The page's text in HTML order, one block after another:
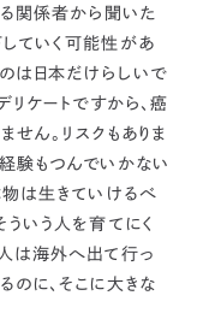
関係者から聞いた
ていく可能性があ
は日本だけらしいで
リケートですから、癌
ん。リスクもありま
験もつんでいかない
は生きていけるべ
いう人を育てにく
は海外へ出て行っ
に、そこに大きな